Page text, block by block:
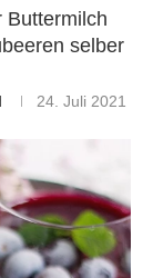
Buttermilch
selber
24. Juli 2021